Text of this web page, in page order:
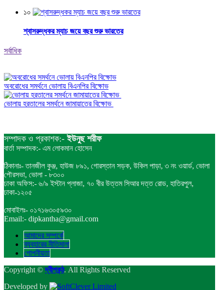
১০
শ্বাসরুদ্ধকর ম্যাচ জয়ে বছর শুরু ভারতের
সর্বাধিক
অবরোধের সমর্থনে ভোলায় বিএনপির বিক্ষোভ
ভোলায় হরতালের সমর্থনে জামায়াতের বিক্ষোভ
সম্পাদক ও প্রকাশক:-ইউনুছ শরীফ
বার্তা সম্পাদক:- এম লোকমান হোসেন
ঠিকানাঃ- তানজীল কুঞ্জ, হাউজ ৮৯১, গোরস্তান সড়ক, উকিল পাড়া, ৩ নং ওয়ার্ড, ভোলা
পৌরসভা, ভোলা - ৮৩০০
ঢাকা অফিস:- ৬/৯ ইস্টান প্লাজা, ৭০ বীর উত্তম সিআর দত্ত রোড, হাতিরপুল,
ঢাকা-১২০৫
মোবাইলঃ- ০১৭১৬৩০৫৯৩০
Email:- dipkantha@gmail.com
আমাদের সম্পর্কে
ব্যবহারের নীতিমালা
গোপনীয়তা
Copyright ©দ্বীপকন্ঠ. All Rights Reserved
Developed by